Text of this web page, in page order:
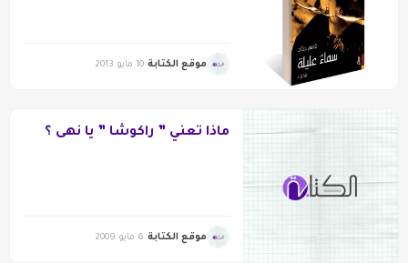
موقع الكتابة 10 مايو 2013
ماذا تعني ” راكوشا ” يا نهى ؟
موقع الكتابة 6 مايو 2009